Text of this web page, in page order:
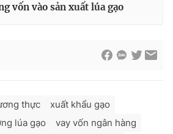
vốn vào sản xuất lúa gạo
thực
xuất khẩu gạo
lúa gạo
vay vốn ngân hàng